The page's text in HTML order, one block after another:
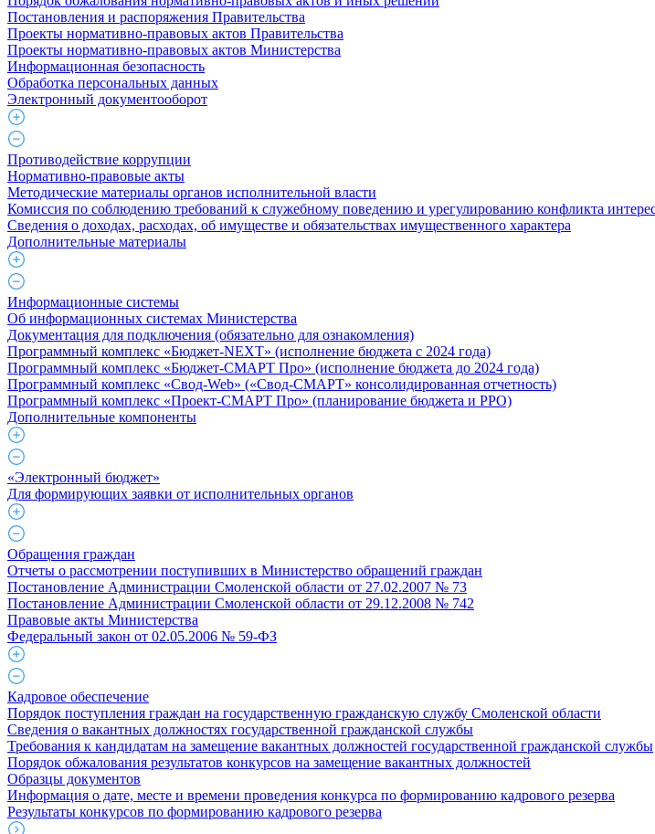
Постановления и распоряжения Правительства
Проекты нормативно-правовых актов Правительства
Проекты нормативно-правовых актов Министерства
Информационная безопасность
Обработка персональных данных
Электронный документооборот
Противодействие коррупции
Нормативно-правовые акты
Методические материалы органов исполнительной власти
Комиссия по соблюдению требований к служебному поведению и урегулированию конфликта
Сведения о доходах, расходах, об имуществе и обязательствах имущественного характера
Дополнительные материалы
Информационные системы
Об информационных системах Министерства
Документация для подключения (обязательно для ознакомления)
Программный комплекс «Бюджет-NEXT» (исполнение бюджета с 2024 года)
Программный комплекс «Бюджет-СМАРТ Про» (исполнение бюджета до 2024 года)
Программный комплекс «Свод-Web» («Свод-СМАРТ» консолидированная отчетность)
Программный комплекс «Проект-СМАРТ Про» (планирование бюджета и РРО)
Дополнительные компоненты
«Электронный бюджет»
Для формирующих заявки от исполнительных органов
Обращения граждан
Отчеты о рассмотрении поступивших в Министерство обращений граждан
Постановление Администрации Смоленской области от 27.02.2007 № 73
Постановление Администрации Смоленской области от 29.12.2008 № 742
Правовые акты Министерства
Федеральный закон от 02.05.2006 № 59-ФЗ
Кадровое обеспечение
Порядок поступления граждан на государственную гражданскую службу Смоленской области
Сведения о вакантных должностях государственной гражданской службы
Требования к кандидатам на замещение вакантных должностей государственной гражданской службы
Порядок обжалования результатов конкурсов на замещение вакантных должностей
Образцы документов
Информация о дате, месте и времени проведения конкурса по формированию кадрового резерва
Результаты конкурсов по формированию кадрового резерва